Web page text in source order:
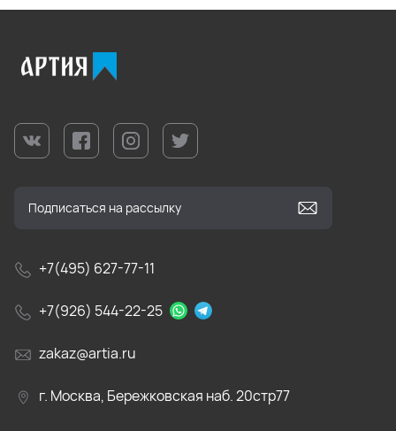
+7(495) 627-77-11
+7(926) 544-22-25
zakaz@artia.ru
г. Москва, Бережковская наб. 20стр77